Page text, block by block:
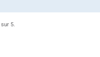
sur 5.